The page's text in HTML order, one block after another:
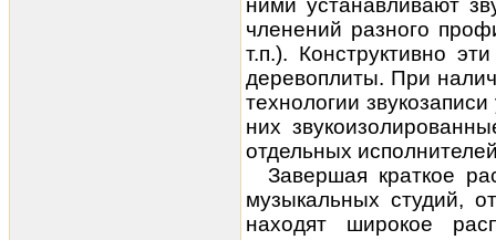
ними устанавливают
членений разного
т.п.). Конструктивно
деревоплиты. При
технологии
них
отдельных
Завершая краткое
музыкальных студий,
находят широкое